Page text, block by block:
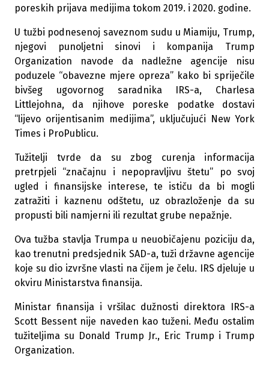
poreskih prijava medijima tokom 2019. i 2020. godine.
U tužbi podnesenoj saveznom sudu u Miamiju, Trump,
njegovi punoljetni sinovi i kompanija Trump
Organization navode da nadležne agencije nisu
poduzele “obavezne mjere opreza” kako bi spriječile
bivšeg ugovornog saradnika IRS-a, Charlesa
Littlejohna, da njihove poreske podatke dostavi
“lijevo orijentisanim medijima”, uključujući New York
Times i ProPublicu.
Tužitelji tvrde da su zbog curenja informacija
pretrpjeli “značajnu i nepopravljivu štetu” po svoj
ugled i finansijske interese, te ističu da bi mogli
zatražiti i kaznenu odštetu, uz obrazloženje da su
propusti bili namjerni ili rezultat grube nepažnje.
Ova tužba stavlja Trumpa u neuobičajenu poziciju da,
kao trenutni predsjednik SAD-a, tuži državne agencije
koje su dio izvršne vlasti na čijem je čelu. IRS djeluje u
okviru Ministarstva finansija.
Ministar finansija i vršilac dužnosti direktora IRS-a
Scott Bessent nije naveden kao tuženi. Među ostalim
tužiteljima su Donald Trump Jr., Eric Trump i Trump
Organization.